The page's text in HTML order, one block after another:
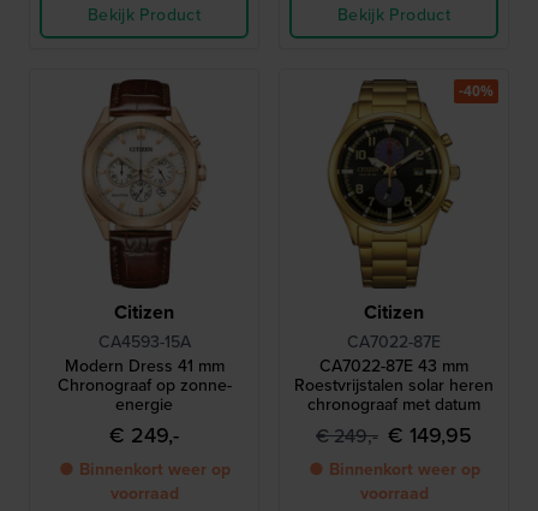
Bekijk Product
Bekijk Product
Citizen
CA4593-15A
Modern Dress 41 mm
Chronograaf op zonne-
energie
€ 249,-
● Binnenkort weer op
voorraad
Citizen
CA7022-87E
CA7022-87E 43 mm
Roestvrijstalen solar heren
chronograaf met datum
€ 249,- € 149,95
● Binnenkort weer op
voorraad
-40%